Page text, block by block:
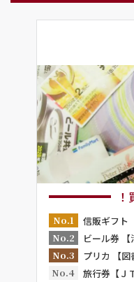
No.1
信販ギフト
No.2
ビール券 【
No.3
プリカ 【図
No.4
旅行券【Ｊ